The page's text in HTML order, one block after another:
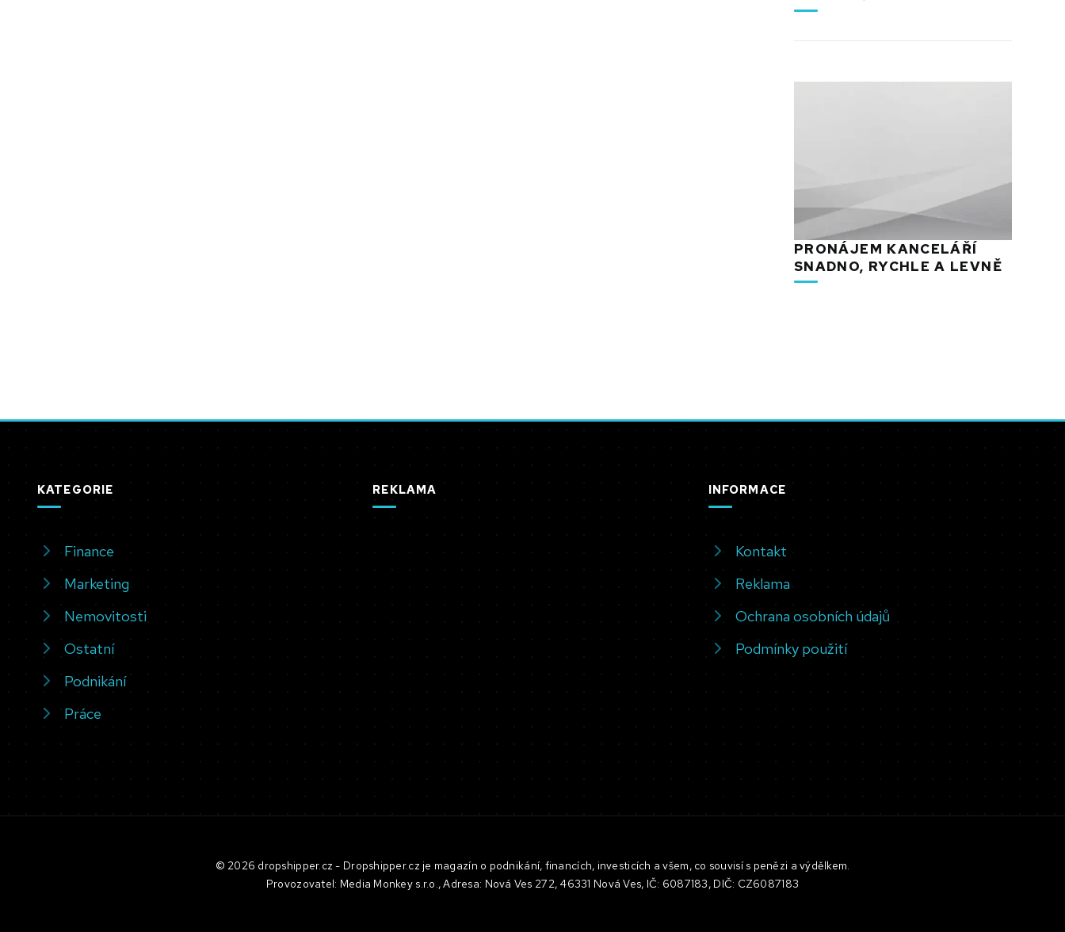
PRONÁJEM KANCELÁŘÍ
SNADNO, RYCHLE A LEVNĚ
KATEGORIE
Finance
Marketing
Nemovitosti
Ostatní
Podnikání
Práce
REKLAMA INFORMACE
Kontakt
Reklama
Ochrana osobních údajů
Podmínky použití
© 2026 dropshipper.cz - Dropshipper.cz je magazín o podnikání, financích, investicích a všem, co souvisí s penězi a výdělkem.
Provozovatel: Media Monkey s.r.o., Adresa: Nová Ves 272, 46331 Nová Ves, IČ: 6087183, DIČ: CZ6087183